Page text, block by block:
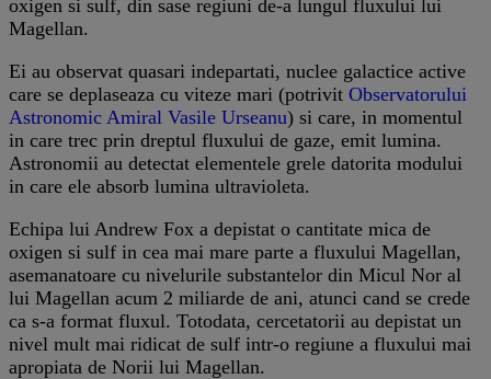
oxigen si sulf, din sase regiuni de-a lungul fluxului lui
Magellan.
Ei au observat quasari indepartati, nuclee galactice active
care se deplaseaza cu viteze mari (potrivit Observatorului
Astronomic Amiral Vasile Urseanu) si care, in momentul
in care trec prin dreptul fluxului de gaze, emit lumina.
Astronomii au detectat elementele grele datorita modului
in care ele absorb lumina ultravioleta.
Echipa lui Andrew Fox a depistat o cantitate mica de
oxigen si sulf in cea mai mare parte a fluxului Magellan,
asemanatoare cu nivelurile substantelor din Micul Nor al
lui Magellan acum 2 miliarde de ani, atunci cand se crede
ca s-a format fluxul. Totodata, cercetatorii au depistat un
nivel mult mai ridicat de sulf intr-o regiune a fluxului mai
apropiata de Norii lui Magellan.